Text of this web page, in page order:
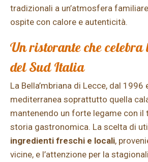
tradizionali a un’atmosfera
ospite con calore e autenticità.
Un ristorante che
del Sud Italia
La Bella’mbriana di Lecce, dal 1996
mediterranea soprattutto quella
mantenendo un forte legame con il
storia gastronomica. La scelta di
ingredienti freschi e locali,
vicine, e l’attenzione per la